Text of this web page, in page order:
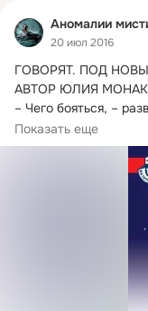
Аномалии
20 июл 2016
ГОВОРЯТ. ПОД
АВТОР ЮЛИЯ
– Чего бояться, –
меня всё равно
Показать еще